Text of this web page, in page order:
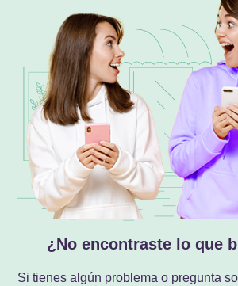
¿No encontraste lo que
Si tienes algún problema o pregunta